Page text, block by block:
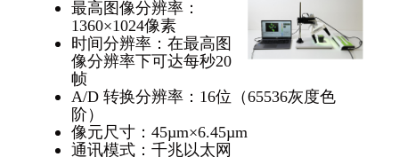
最高图像分辨率：
1360×1024像素
时间分辨率：在最高图
像分辨率下可达每秒20
帧
A/D 转换分辨率：16位（65536灰度色
阶）
像元尺寸：45µm×6.45µm
通讯模式：千兆以太网